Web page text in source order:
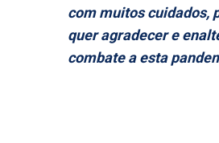
com muitos cuidados,
quer agradecer e
combate a esta